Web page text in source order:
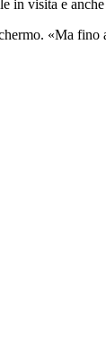
in visita e
«Ma